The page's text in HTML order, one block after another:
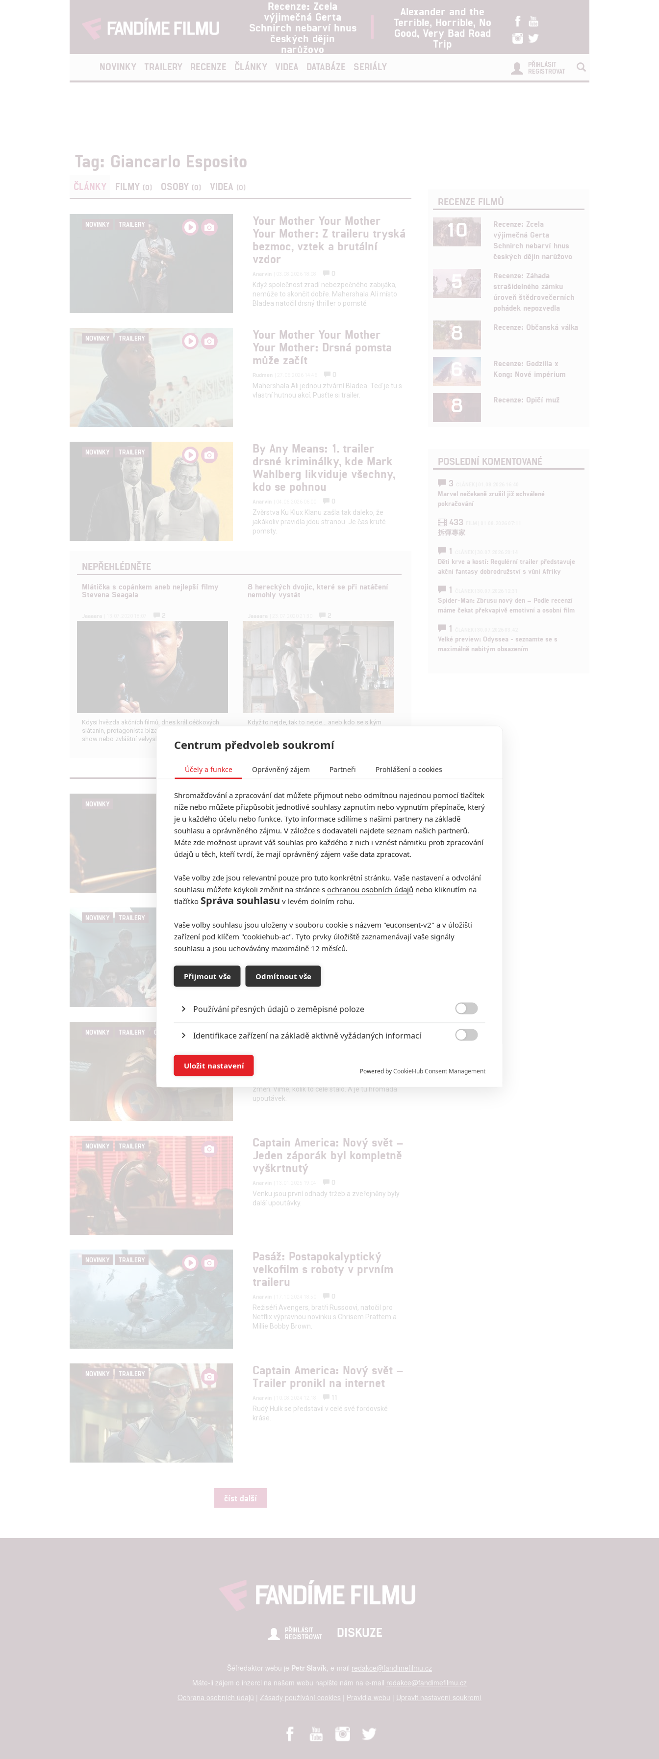
Recenze: Zcela
výjimečná Gerta
Schnirch nebarví hnus
českých dějin
narůžovo
Alexander and the
Terrible, Horrible, No
Good, Very Bad Road
Trip
NOVINKY TRAILERY RECENZE ČLÁNKY VIDEA DATABÁZE SERIÁLY
PŘIHLÁSIT
REGISTROVAT
Tag: Giancarlo Esposito
ČLÁNKY FILMY (0) OSOBY (0) VIDEA (0)
NOVINKY TRAILERY
Your Mother Your Mother
Your Mother: Z traileru tryská
bezmoc, vztek a brutální
vzdor
Anarvin
0
Když společnost zradí nebezpečného zabijáka,
nemůže to skončit dobře. Mahershala Ali místo
Bladea natočil drsný thriller o pomstě.
NOVINKY TRAILERY
Your Mother Your Mother
Your Mother: Drsná pomsta
může začít
Rudmen
0
Mahershala Ali jednou ztvární Bladea. Teď je tu s
vlastní hutnou akcí. Pusťte si trailer.
NOVINKY TRAILERY
By Any Means: 1. trailer
drsné kriminálky, kde Mark
Wahlberg likviduje všechny,
kdo se pohnou
Anarvin
0
Zvěrstva Ku Klux Klanu zašla tak daleko, že
jakákoliv pravidla jdou stranou. Je čas kruté
pomsty.
NEPŘEHLÉDNĚTE
Mlátička s copánkem aneb nejlepší filmy
Stevena Seagala
Kdysi hvězda akčních filmů, dnes král céčkových
slátanin, protagonista bizarní policejní reality
show nebo zvláštní velvyslanec Ruska.
8 hereckých dvojic, které se při natáčení
nemohly vystát
Když to nejde, tak to nejde... aneb kdo se s kým
NOVINKY
By Any Means: Mark
Wahlberg jako mafián
likviduje dobytky z Ku Klux
Klanu
Anarvin | 02.06.2026 10:00
0
agent FBI a gangster spravedlnost do vlastních
rukou a zahájí epické tažení za odplatou.
NOVINKY TRAILERY
- Spielbergova dcera ukazuje,
že má talent v krvi
Rudmen
Dcera Stevena Spielberga také režíruje. Natočila
mrazivý horor z postapokalyptického světa, kde
skončí hladové děti pod zámkem.
NOVINKY TRAILERY ČLÁNKY
další postavy a další
zajímavosti před premiérou
změn. Víme, kolik to celé stálo. A je tu hromada
upoutávek.
NOVINKY TRAILERY
Captain America: Nový svět –
Jeden záporák byl kompletně
vyškrtnutý
Anarvin
0
Venku jsou první odhady tržeb a zveřejněny byly
další upoutávky.
NOVINKY TRAILERY
Pasáž: Postapokalyptický
velkofilm s roboty v prvním
traileru
Anarvin
0
Režiséři Avengers, bratři Russoovi, natočil pro
Netflix výpravnou novinku s Chrisem Prattem a
Millie Bobby Brown.
NOVINKY TRAILERY
Captain America: Nový svět –
Trailer pronikl na internet
Anarvin
11
Rudý Hulk se představil v celé své fordovské
kráse.
číst další
RECENZE FILMŮ
10
Recenze: Zcela
výjimečná Gerta
Schnirch nebarví hnus
českých dějin narůžovo
5
Recenze: Záhada
strašidelného zámku
úroveň štědrovečerních
pohádek nepozvedla
8 Recenze: Občanská válka
6
Recenze: Godzilla x
Kong: Nové impérium
8 Recenze: Opičí muž
POSLEDNÍ KOMENTOVANÉ
3
Marvel nečekaně zrušil již schválené
pokračování
433
拆彈專家
1
Děti krve a kostí: Regulérní trailer představuje
akční fantasy dobrodružství s vůní Afriky
1
Spider-Man: Zbrusu nový den – Podle recenzí
máme čekat překvapivě emotivní a osobní film
1
Velké preview: Odyssea - seznamte se s
maximálně nabitým obsazením
PŘIHLÁSIT
REGISTROVAT
DISKUZE
Šéfredaktor webu je Petr Slavík, e-mail redakce@fandimefilmu.cz
Máte-li zájem o inzerci na našem webu napište nám na e-mail redakce@fandimefilmu.cz
Ochrana osobních údajů | Zásady používání cookies | Pravidla webu | Upravit nastavení soukromí
Centrum předvoleb soukromí
Účely a funkce Oprávněný zájem Partneři Prohlášení o cookies
Shromažďování a zpracování dat můžete přijmout nebo odmítnou najednou pomocí tlačítek
níže nebo můžete přizpůsobit jednotlivé souhlasy zapnutím nebo vypnutím přepínače, který
je u každého účelu nebo funkce. Tyto informace sdílíme s našimi partnery na základě
souhlasu a oprávněného zájmu. V záložce s dodavateli najdete seznam našich partnerů.
Máte zde možnost upravit váš souhlas pro každého z nich i vznést námitku proti zpracování
údajů u těch, kteří tvrdí, že mají oprávněný zájem vaše data zpracovat.
Vaše volby zde jsou relevantní pouze pro tuto konkrétní stránku. Vaše nastavení a odvolání
souhlasu můžete kdykoli změnit na stránce s ochranou osobních údajů nebo kliknutím na
tlačítko Správa souhlasu v levém dolním rohu.
Vaše volby souhlasu jsou uloženy v souboru cookie s názvem "euconsent-v2" a v úložišti
zařízení pod klíčem "cookiehub-ac". Tyto prvky úložiště zaznamenávají vaše signály
souhlasu a jsou uchovávány maximálně 12 měsíců.
Přijmout vše Odmítnout vše
Používání přesných údajů o zeměpisné poloze
Identifikace zařízení na základě aktivně vyžádaných informací
Ukládání a/nebo přístup k informacím v zařízení

Reklama založená na omezených údajích a měření reklamy
Udělením souhlasu s účely a funkcemi zde uvedenými dáváte nám i našim partnerům
možnost: Zajištění bezpečnosti, předcházení a zjišťování podvodů a odstraňování chyb,
Poskytování a zobrazování reklamy a obsahu
Powered byCookieHub Consent Management
Uložit nastavení